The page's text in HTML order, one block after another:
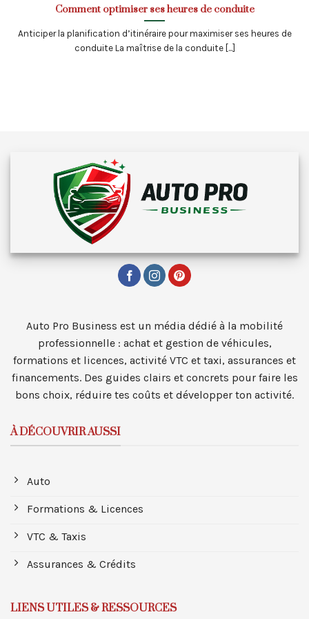
Comment optimiser ses heures de conduite
Anticiper la planification d’itinéraire pour maximiser ses heures de
conduite La maîtrise de la conduite [...]
Auto Pro Business est un média dédié à la mobilité
professionnelle : achat et gestion de véhicules,
formations et licences, activité VTC et taxi, assurances et
financements. Des guides clairs et concrets pour faire les
bons choix, réduire tes coûts et développer ton activité.
À DÉCOUVRIR AUSSI
Auto
Formations & Licences
VTC & Taxis
Assurances & Crédits
LIENS UTILES & RESSOURCES